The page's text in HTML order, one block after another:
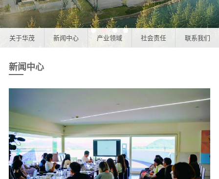
关于华茂 新闻中心 产业领域 社会责任 联系我们
新闻中心